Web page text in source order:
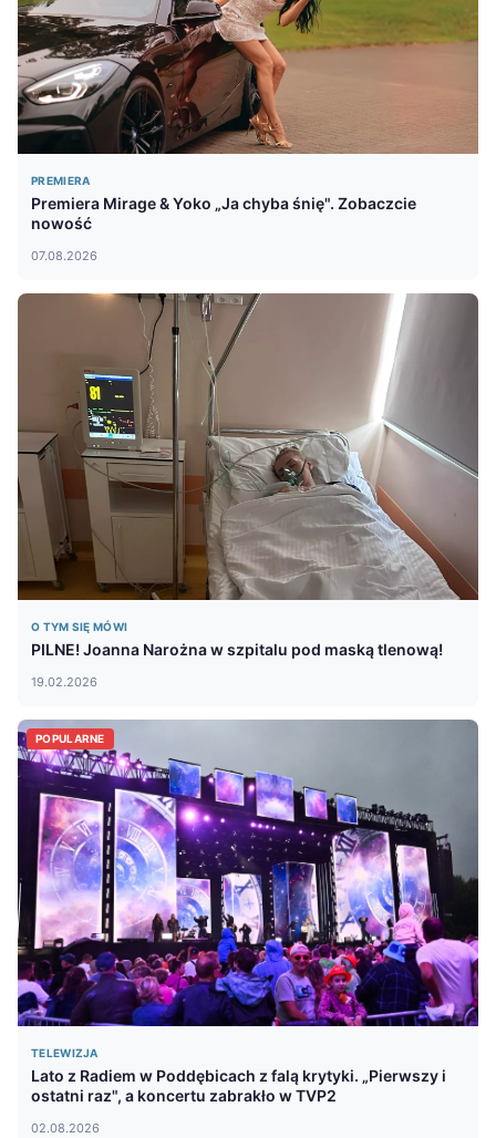
PREMIERA
Premiera Mirage & Yoko „Ja chyba śnię". Zobaczcie
nowość
07.08.2026
O TYM SIĘ MÓWI
PILNE! Joanna Narożna w szpitalu pod maską tlenową!
19.02.2026
POPULARNE
TELEWIZJA
Lato z Radiem w Poddębicach z falą krytyki. „Pierwszy i
ostatni raz", a koncertu zabrakło w TVP2
02.08.2026